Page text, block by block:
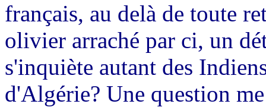
français, au delà de toute
olivier arraché par ci, un
s'inquiète autant des
d'Algérie? Une question